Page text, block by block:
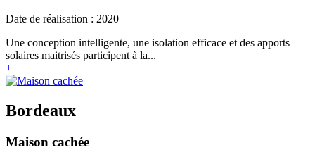
Date de réalisation : 2020
Une conception intelligente, une isolation efficace et des apports
solaires maitrisés participent à la...
+
Bordeaux
Maison cachée